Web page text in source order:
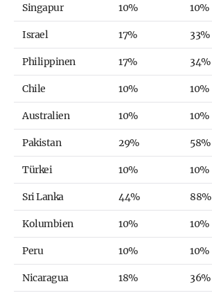
Singapur 10% 10%
Israel 17% 33%
Philippinen 17% 34%
Chile 10% 10%
Australien 10% 10%
Pakistan 29% 58%
Türkei 10% 10%
Sri Lanka 44% 88%
Kolumbien 10% 10%
Peru 10% 10%
Nicaragua 18% 36%